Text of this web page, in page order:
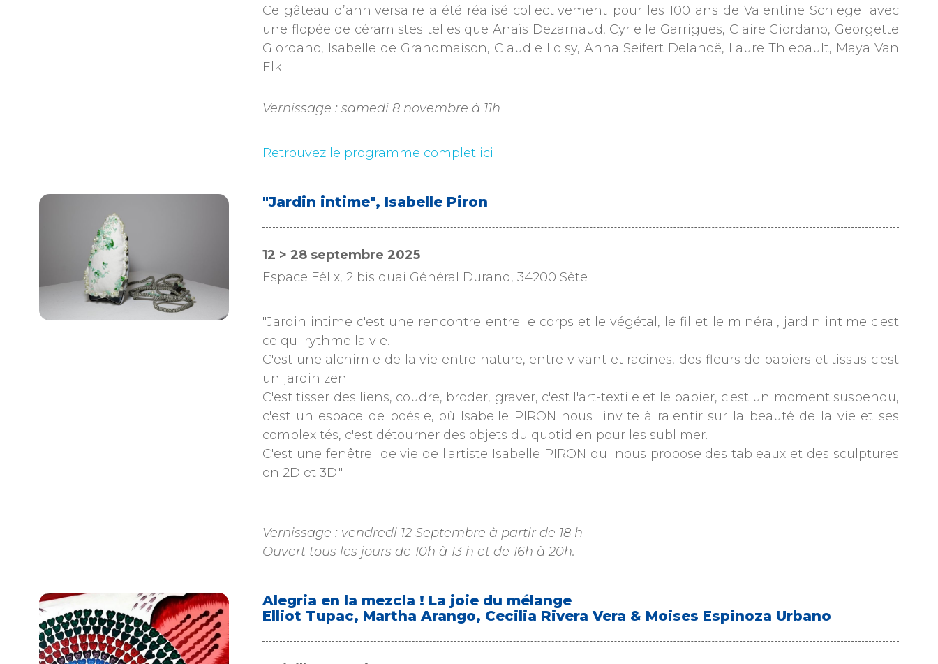
Ce gâteau d’anniversaire a été réalisé collectivement pour les 100 ans de Valentine Schlegel avec
une flopée de céramistes telles que Anaïs Dezarnaud, Cyrielle Garrigues, Claire Giordano, Georgette
Giordano, Isabelle de Grandmaison, Claudie Loisy, Anna Seifert Delanoë, Laure Thiebault, Maya Van
Elk.
Vernissage : samedi 8 novembre à 11h
Retrouvez le programme complet ici
"Jardin intime", Isabelle Piron
12 > 28 septembre 2025
Espace Félix, 2 bis quai Général Durand, 34200 Sète
"Jardin intime c'est une rencontre entre le corps et le végétal, le fil et le minéral, jardin intime c'est
ce qui rythme la vie.
C'est une alchimie de la vie entre nature, entre vivant et racines, des fleurs de papiers et tissus c'est
un jardin zen.
C'est tisser des liens, coudre, broder, graver, c'est l'art-textile et le papier, c'est un moment suspendu,
c'est un espace de poésie, où Isabelle PIRON nous invite à ralentir sur la beauté de la vie et ses
complexités, c'est détourner des objets du quotidien pour les sublimer.
C'est une fenêtre de vie de l'artiste Isabelle PIRON qui nous propose des tableaux et des sculptures
en 2D et 3D."
Vernissage : vendredi 12 Septembre à partir de 18 h
Ouvert tous les jours de 10h à 13 h et de 16h à 20h.
Alegria en la mezcla ! La joie du mélange
Elliot Tupac, Martha Arango, Cecilia Rivera Vera & Moises Espinoza Urbano